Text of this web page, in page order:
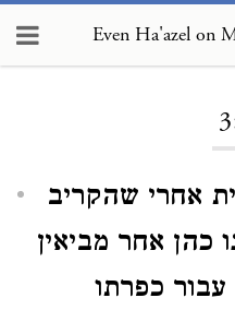
אחרי שהקריב
כהן אחר מביאין
עבור כפרתו